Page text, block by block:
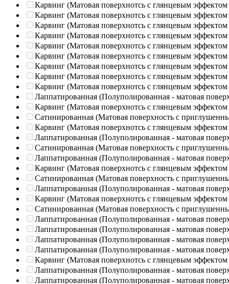
Карвинг (Матовая поверхнотсь с глянцевым эффектом
Карвинг (Матовая поверхнотсь с глянцевым эффектом
Карвинг (Матовая поверхнотсь с глянцевым эффектом
Карвинг (Матовая поверхнотсь с глянцевым эффектом
Карвинг (Матовая поверхнотсь с глянцевым эффектом
Карвинг (Матовая поверхнотсь с глянцевым эффектом
Карвинг (Матовая поверхнотсь с глянцевым эффектом
Карвинг (Матовая поверхнотсь с глянцевым эффектом
Карвинг (Матовая поверхнотсь с глянцевым эффектом
Лаппатированная (Полуполированная - матовая
Карвинг (Матовая поверхнотсь с глянцевым эффектом
Сатинированная (Матовая поверхность с
Карвинг (Матовая поверхнотсь с глянцевым эффектом
Лаппатированная (Полуполированная - матовая
Сатинированная (Матовая поверхность с
Лаппатированная (Полуполированная - матовая
Карвинг (Матовая поверхнотсь с глянцевым эффектом
Сатинированная (Матовая поверхность с
Лаппатированная (Полуполированная - матовая
Карвинг (Матовая поверхнотсь с глянцевым эффектом
Сатинированная (Матовая поверхность с
Лаппатированная (Полуполированная - матовая
Лаппатированная (Полуполированная - матовая
Лаппатированная (Полуполированная - матовая
Лаппатированная (Полуполированная - матовая
Карвинг (Матовая поверхнотсь с глянцевым эффектом
Лаппатированная (Полуполированная - матовая
Лаппатированная (Полуполированная - матовая